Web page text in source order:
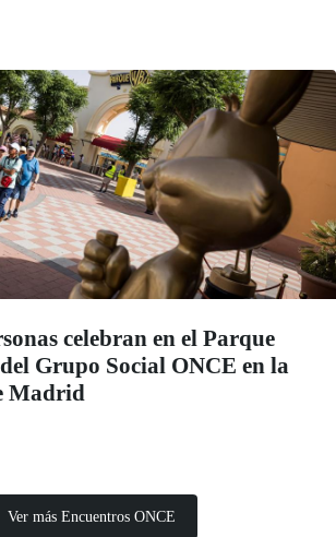
celebran en el Parque
Grupo Social ONCE en la
Madrid
Ver más Encuentros ONCE